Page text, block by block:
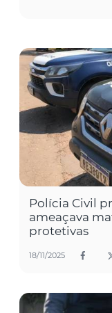
Polícia Civil
ameaçava
protetivas
18/11/2025